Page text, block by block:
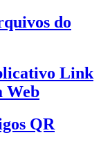
do
Link
Web
QR